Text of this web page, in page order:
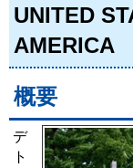
UNITED
AMERICA
概要
デ
ト